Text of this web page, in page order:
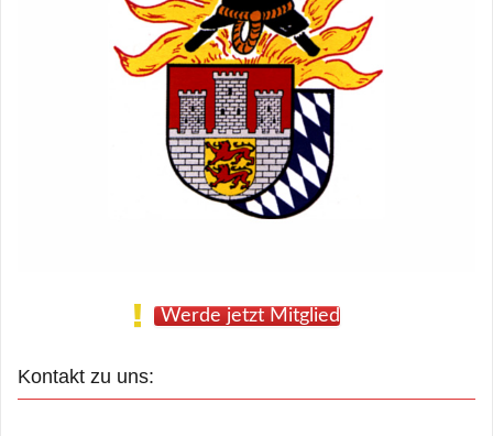
Werde jetzt Mitglied
Kontakt zu uns: